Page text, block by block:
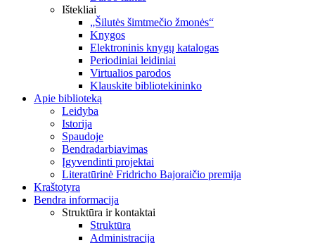
Ištekliai
„Šilutės šimtmečio žmonės“
Knygos
Elektroninis knygų katalogas
Periodiniai leidiniai
Virtualios parodos
Klauskite bibliotekininko
Apie biblioteką
Leidyba
Istorija
Spaudoje
Bendradarbiavimas
Įgyvendinti projektai
Literatūrinė Fridricho Bajoraičio premija
Kraštotyra
Bendra informacija
Struktūra ir kontaktai
Struktūra
Administracija